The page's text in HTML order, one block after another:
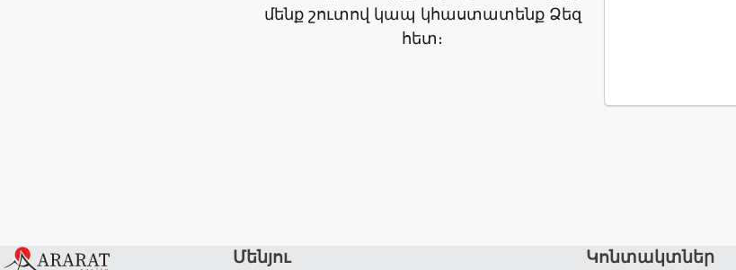
մենք շուտով կապ կհաստատենք Ձեզ
հետ։
Մենյու Կոնտակտներ